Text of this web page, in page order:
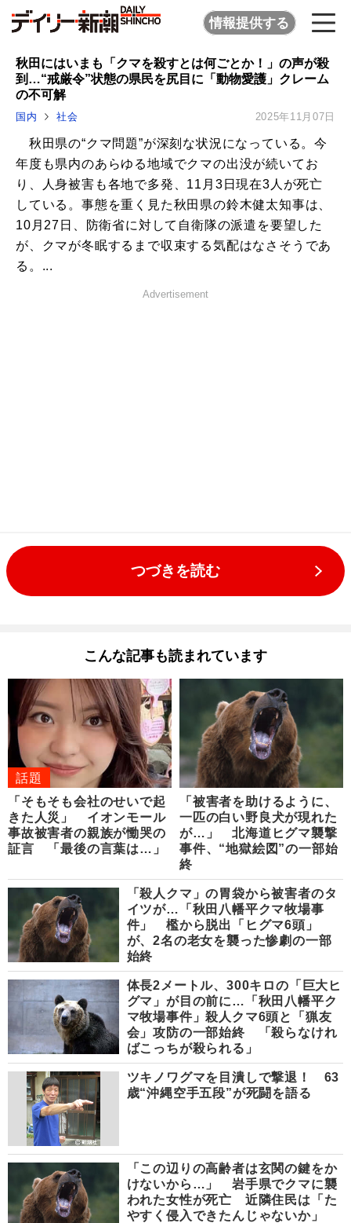
情報提供する
秋田にはいまも「クマを殺すとは何ごとか！」の声が殺
到…“戒厳令”状態の県民を尻目に「動物愛護」クレーム
の不可解
国内 社会 2025年11月07日
秋田県の“クマ問題”が深刻な状況になっている。今
年度も県内のあらゆる地域でクマの出没が続いてお
り、人身被害も各地で多発、11月3日現在3人が死亡
している。事態を重く見た秋田県の鈴木健太知事は、
10月27日、防衛省に対して自衛隊の派遣を要望した
が、クマが冬眠するまで収束する気配はなさそうであ
る。...
Advertisement
つづきを読む
こんな記事も読まれています
話題
「そもそも会社のせいで起
きた人災」 イオンモール
事故被害者の親族が慟哭の
証言 「最後の言葉は…」
「被害者を助けるように、
一匹の白い野良犬が現れた
が…」 北海道ヒグマ襲撃
事件、“地獄絵図”の一部始
終
「殺人クマ」の胃袋から被害者のタ
イツが…「秋田八幡平クマ牧場事
件」 檻から脱出「ヒグマ6頭」
が、2名の老女を襲った惨劇の一部
始終
体長2メートル、300キロの「巨大ヒ
グマ」が目の前に…「秋田八幡平ク
マ牧場事件」殺人クマ6頭と「猟友
会」攻防の一部始終 「殺らなけれ
ばこっちが殺られる」
ツキノワグマを目潰しで撃退！ 63
歳“沖縄空手五段”が死闘を語る
「この辺りの高齢者は玄関の鍵をか
けないから…」 岩手県でクマに襲
われた女性が死亡 近隣住民は「た
やすく侵入できたんじゃないか」